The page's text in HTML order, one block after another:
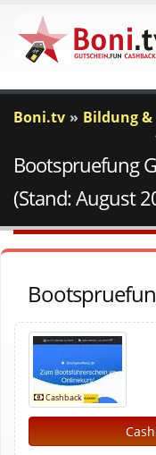
Boni.tv Bildung
Bootspruefung
(Stand: August